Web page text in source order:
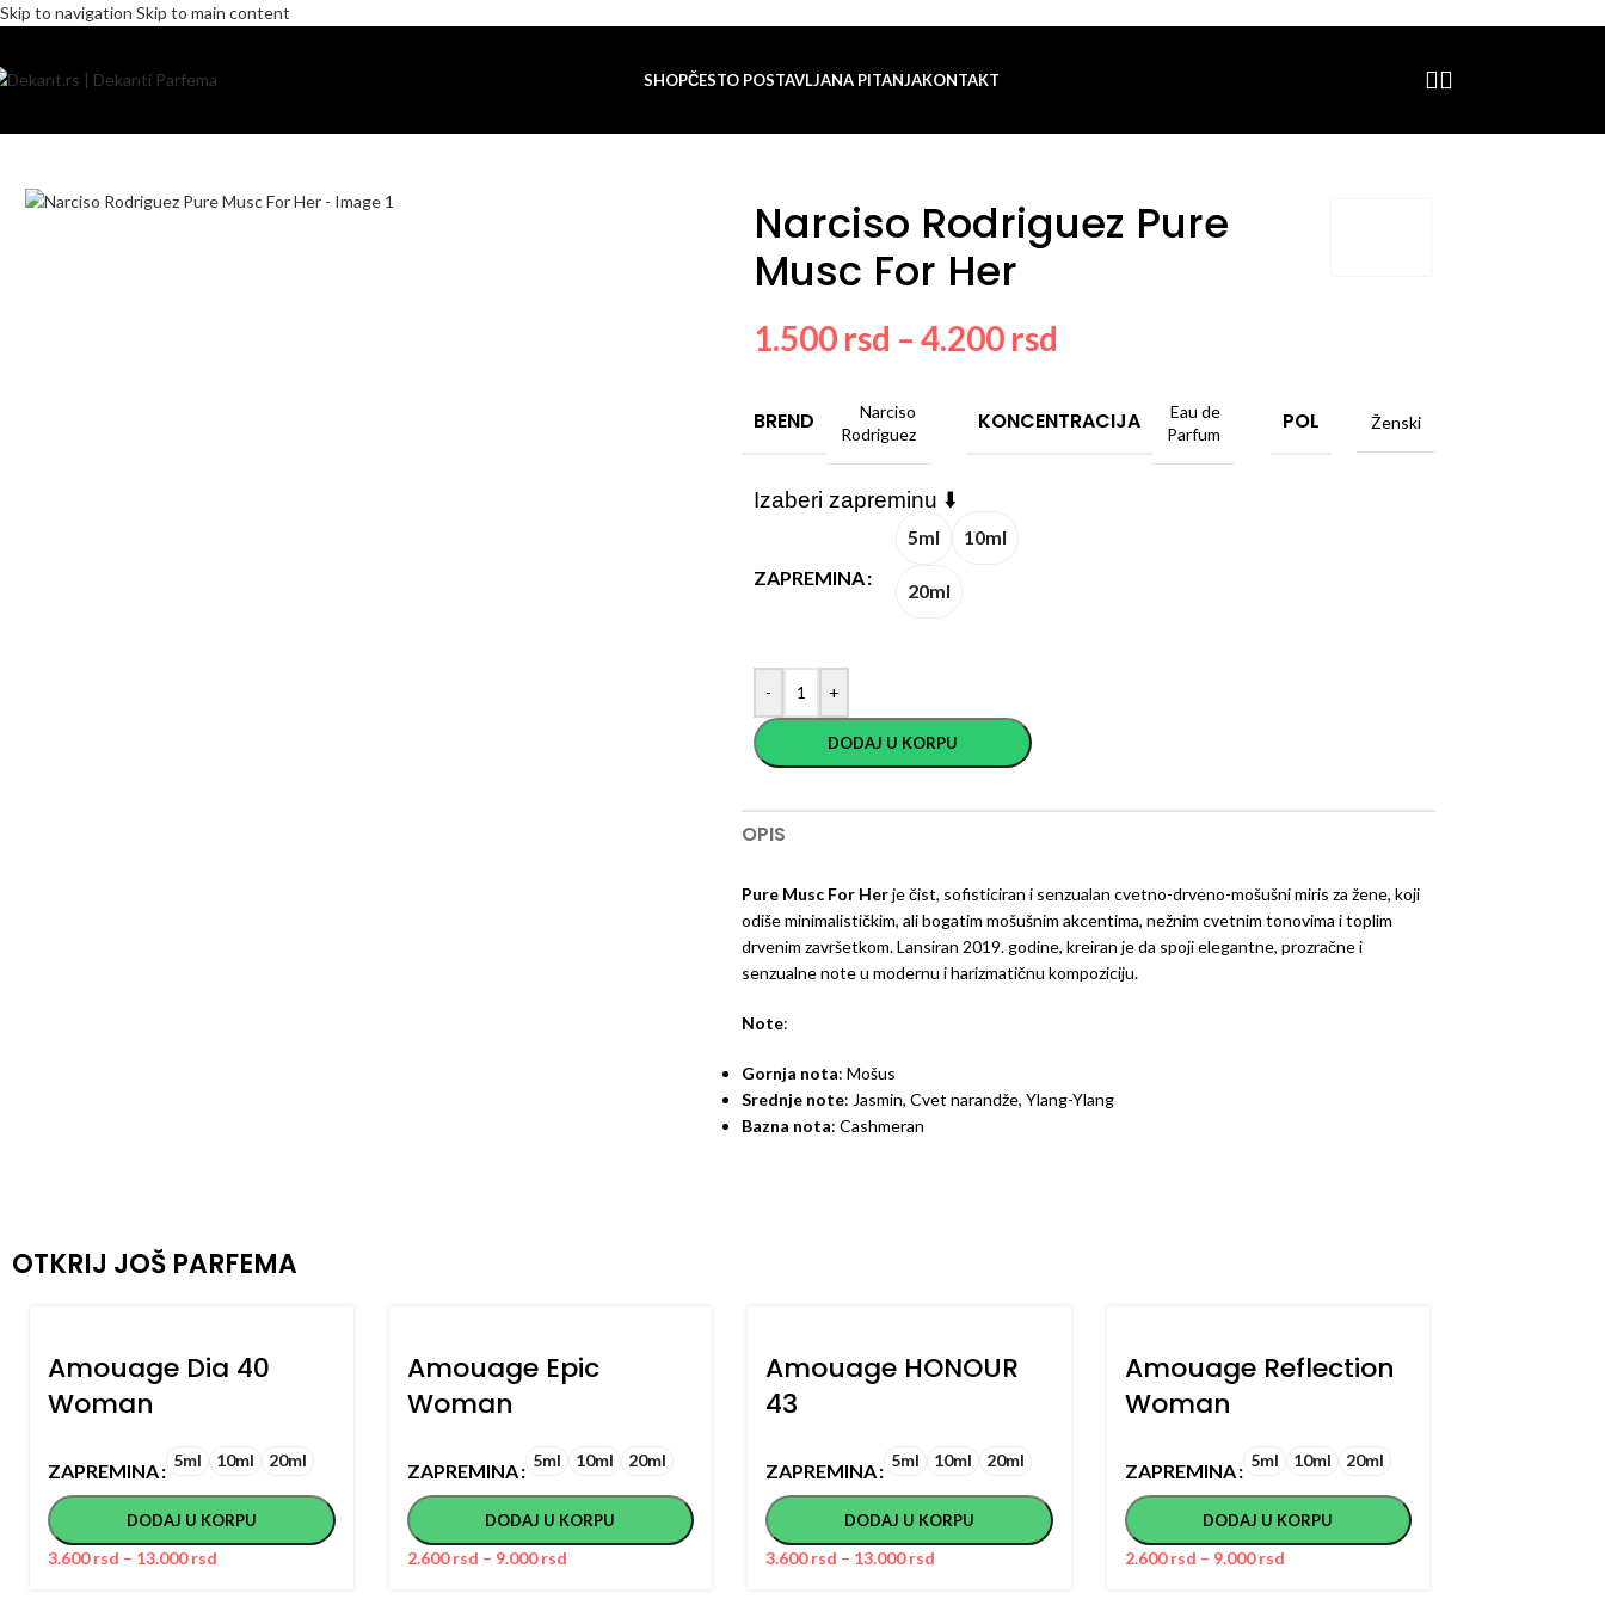
Skip to navigation Skip to main content
SHOPČESTO POSTAVLJANA PITANJAKONTAKT
Narciso Rodriguez Pure
Musc For Her
1.500 rsd – 4.200 rsd
BREND
Narciso
Rodriguez
KONCENTRACIJA
Eau de
Parfum
POL Ženski
Izaberi zapreminu ⬇️
ZAPREMINA
5ml 10ml
20ml
- +
DODAJ U KORPU
OPIS
Pure Musc For Herje čist, sofisticiran i senzualan cvetno-drveno-mošušni miris za žene, koji
odiše minimalističkim, ali bogatim mošušnim akcentima, nežnim cvetnim tonovima i toplim
drvenim završetkom. Lansiran 2019. godine, kreiran je da spoji elegantne, prozračne i
senzualne note u modernu i harizmatičnu kompoziciju.
Note:
Gornja nota: Mošus
Srednje note: Jasmin, Cvet narandže, Ylang-Ylang
Bazna nota: Cashmeran
OTKRIJ JOŠ PARFEMA
Amouage Dia 40
Woman
ZAPREMINA 5ml 10ml 20ml
DODAJ U KORPU
3.600rsd – 13.000rsd
Amouage Epic
Woman
ZAPREMINA 5ml 10ml 20ml
DODAJ U KORPU
2.600rsd – 9.000rsd
Amouage HONOUR
43
ZAPREMINA 5ml 10ml 20ml
DODAJ U KORPU
3.600rsd – 13.000rsd
Amouage Reflection
Woman
ZAPREMINA 5ml 10ml 20ml
DODAJ U KORPU
2.600rsd – 9.000rsd